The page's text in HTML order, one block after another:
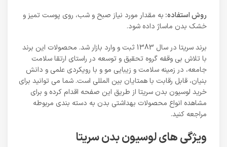
روش استفاده: به مقدار مورد نیاز صبح و شب، روی پوست تمیز و
خشک بدن ماساژ داده شود.
برند سریتا در سال 1383 ثبت و وارد بازار شد. محصولات این برند
با تلاش بی وقفه گروه تحقیق و توسعه در راستای ارتقا سلامت
جامعه، در زمینه سلامت و زیبایی مو و با رویکردی علمی و دانش
بنیان، قابل رقابت با همتایان بین المللی است. شما می توانید برای
خرید لوسیون بدن سریتا از طریق این صفحه اقدام کرده و برای
مشاهده انواع محصولات بهداشتی بدن به دسته بندی مربوطه
مراجعه کنید.
ویژگی های لوسیون بدن سریتا